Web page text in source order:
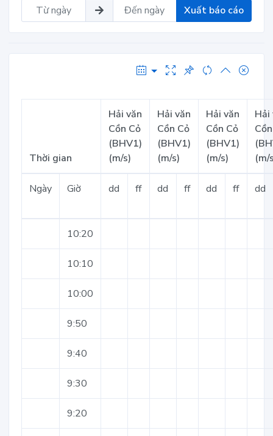
Xuất báo cáo
Thời gian
Hải văn
Cồn Cỏ
(BHV1)
(m/s)
Hải văn
Cồn Cỏ
(BHV1)
(m/s)
Hải văn
Cồn Cỏ
(BHV1)
(m/s)
Hải
(m/
Ngày Giờ dd ff dd ff dd ff dd
10:20
10:10
10:00
9:50
9:40
9:30
9:20